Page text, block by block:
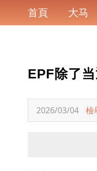
首頁 大马
EPF除了
2026/03/04 檢